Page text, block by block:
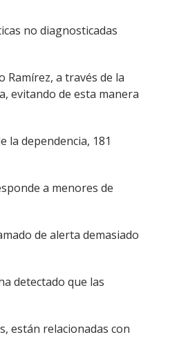
no diagnosticadas
Ramírez, a través de la
evitando de esta manera
la dependencia, 181
a menores de
de alerta demasiado
detectado que las
están relacionadas con